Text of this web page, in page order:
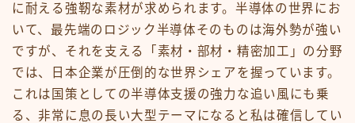
に耐える強靭な素材が求められます。半導体の世界にお
いて、最先端のロジック半導体そのものは海外勢が強い
ですが、それを支える「素材・部材・精密加工」の分野
では、日本企業が圧倒的な世界シェアを握っています。
これは国策としての半導体支援の強力な追い風にも乗
る、非常に息の長い大型テーマになると私は確信してい